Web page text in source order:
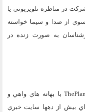
در مناظره تلويزيوني يا
از صدا و سيما خواسته
به صورت زنده در
با بهانه هاي واهي و
بيش از دهها سايت خبري